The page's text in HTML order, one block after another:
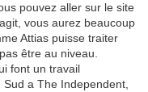
pouvez aller sur le site
vous aurez beaucoup
Attias puisse traiter
être au niveau.
font un travail
Sud a The Independent,